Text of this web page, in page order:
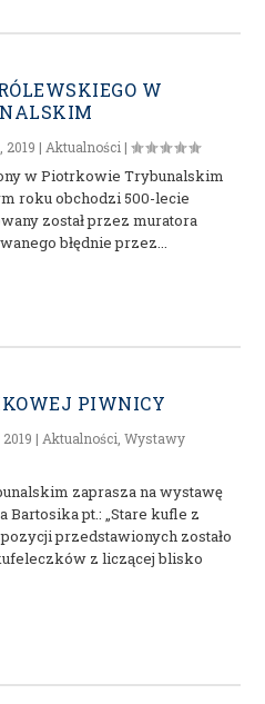
W
2019 | Aktualności |
w Piotrkowie Trybunalskim
roku obchodzi 500-lecie
został przez muratora
błędnie przez...
PIWNICY
2019 | Aktualności ,Wystawy
zaprasza na wystawę
pt.: „Stare kufle z
przedstawionych zostało
z liczącej blisko